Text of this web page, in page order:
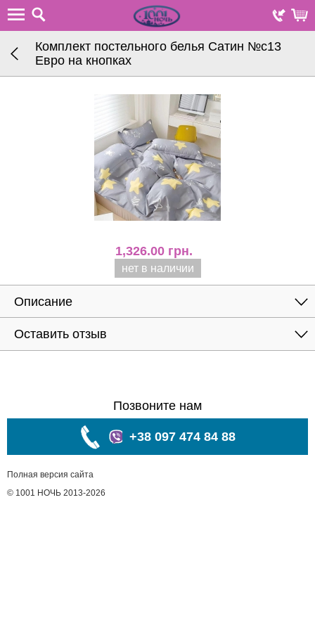
Комплект постельного белья Сатин №с13
Евро на кнопках
1,326.00 грн.
нет в наличии
Описание
Оставить отзыв
Позвоните нам
+38 097 474 84 88
Полная версия сайта
© 1001 НОЧЬ 2013-2026